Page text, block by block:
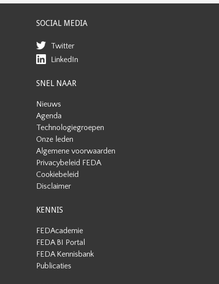
SOCIAL MEDIA
Twitter
LinkedIn
SNEL NAAR
Nieuws
Agenda
Technologiegroepen
Onze leden
Algemene voorwaarden
Privacybeleid FEDA
Cookiebeleid
Disclaimer
KENNIS
FEDAcademie
FEDA BI Portal
FEDA Kennisbank
Publicaties